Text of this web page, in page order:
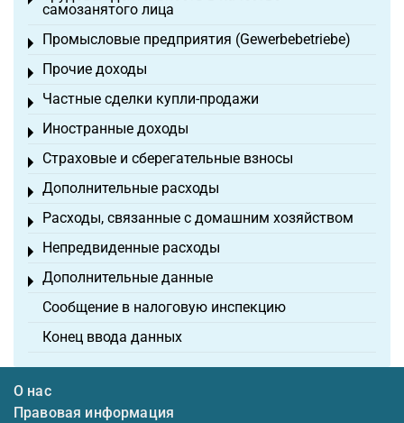
самозанятого лица
Промысловые предприятия (Gewerbebetriebe)
Toggle menu
Прочие доходы
Toggle menu
Частные сделки купли-продажи
Toggle menu
Иностранные доходы
Toggle menu
Страховые и сберегательные взносы
Toggle menu
Дополнительные расходы
Toggle menu
Расходы, связанные с домашним хозяйством
Toggle menu
Непредвиденные расходы
Toggle menu
Дополнительные данные
Toggle menu
Сообщение в налоговую инспекцию
Конец ввода данных
О нас
Правовая информация